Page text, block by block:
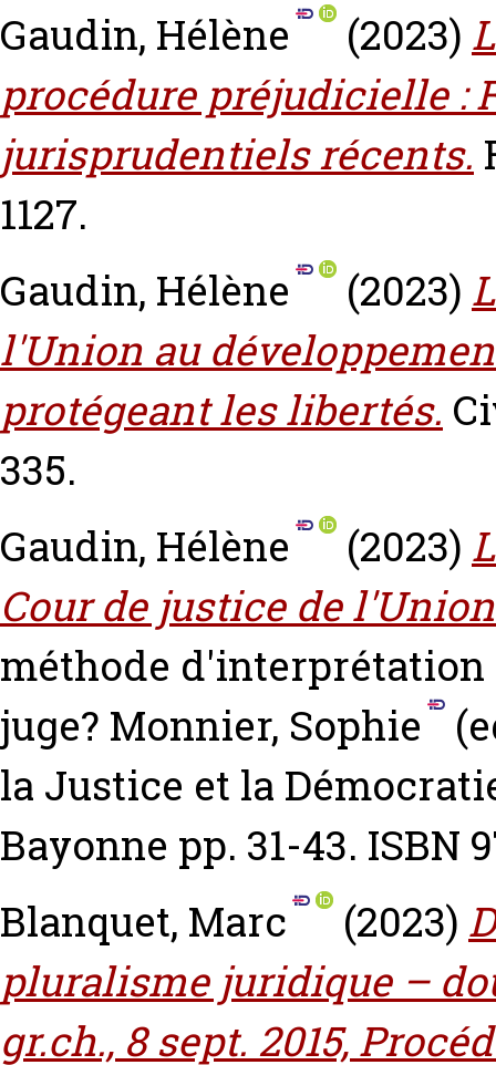
Gaudin, Hélène
(2023)
procédure préjudicielle :
jurisprudentiels récents.
1127.
Gaudin, Hélène
(2023)
l'Union au
protégeant les libertés.
335.
Gaudin, Hélène
(2023)
Cour de justice de
méthode
juge? Monnier, Sophie
la Justice et la
Bayonne pp. 31-43. ISBN
Blanquet, Marc
(2023)
pluralisme juridique –
gr.ch., 8 sept. 2015,